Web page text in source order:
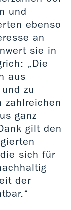
und
ebenso
an
sie in
„Die
aus
zu
zahlreichen
ganz
gilt den
sich für
der